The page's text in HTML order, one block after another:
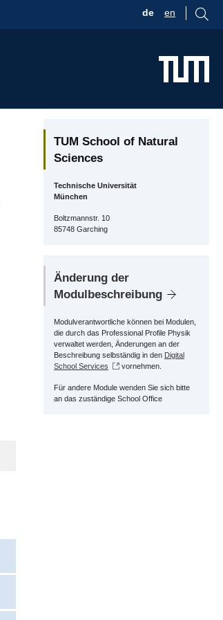
de en
TUM School of Natural
Sciences
Technische Universität
München
Boltzmannstr. 10
85748 Garching
Änderung der
Modulbeschreibung
Modulverantwortliche können bei Modulen,
die durch das Professional Profile Physik
verwaltet werden, Änderungen an der
Beschreibung selbständig in den Digital
School Services
vornehmen.
Für andere Module wenden Sie sich bitte
an das zuständige School Office